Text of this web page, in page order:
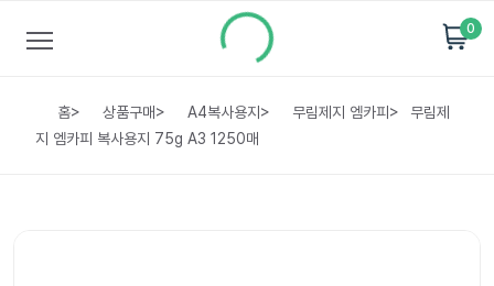
0
홈> 상품구매> A4복사용지 > 무림제지 엠카피 >
무림제
지 엠카피 복사용지 75g A3 1250매